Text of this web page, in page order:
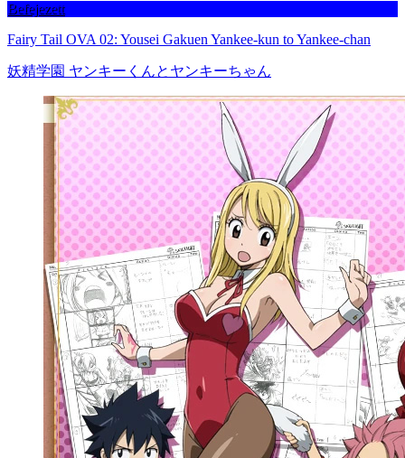
Befejezett
Fairy Tail OVA 02: Yousei Gakuen Yankee-kun to Yankee-chan
妖精学園 ヤンキーくんとヤンキーちゃん